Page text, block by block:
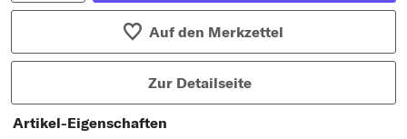
Auf den Merkzettel
Zur Detailseite
Artikel-Eigenschaften